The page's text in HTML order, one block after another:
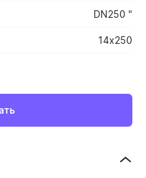
DN250 "
14х250